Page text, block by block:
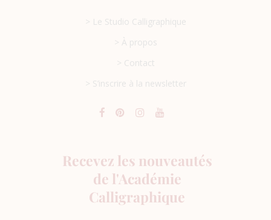
> Le Studio Calligraphique
> À propos
> Contact
> S’inscrire à la newsletter